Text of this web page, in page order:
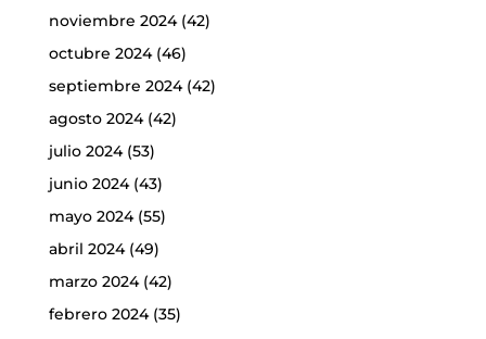
noviembre 2024(42)
octubre 2024(46)
septiembre 2024(42)
agosto 2024(42)
julio 2024(53)
junio 2024(43)
mayo 2024(55)
abril 2024(49)
marzo 2024(42)
febrero 2024(35)